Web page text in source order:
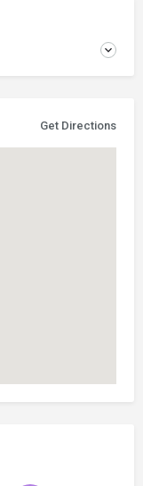
Get Directions